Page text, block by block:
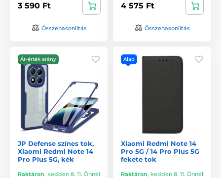
3 590 Ft
Összehasonlítás
4 575 Ft
Összehasonlítás
Ár-érték arány
JP Defense színes tok,
Xiaomi Redmi Note 14
Pro Plus 5G, kék
Raktáron, kedden 8. 11. Önnél
Alap
Xiaomi Redmi Note 14
Pro 5G / 14 Pro Plus 5G
fekete tok
Raktáron, kedden 8. 11. Önnél